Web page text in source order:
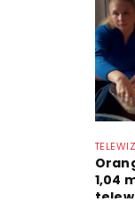
1,04